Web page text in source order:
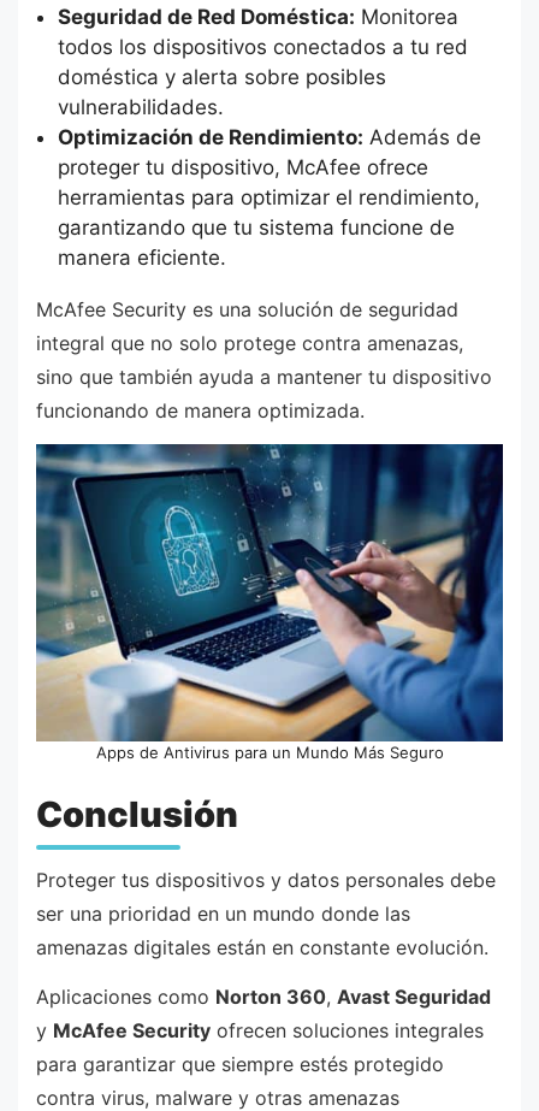
Seguridad de Red Doméstica: Monitorea
todos los dispositivos conectados a tu red
doméstica y alerta sobre posibles
vulnerabilidades.
Optimización de Rendimiento: Además de
proteger tu dispositivo, McAfee ofrece
herramientas para optimizar el rendimiento,
garantizando que tu sistema funcione de
manera eficiente.
McAfee Security es una solución de seguridad
integral que no solo protege contra amenazas,
sino que también ayuda a mantener tu dispositivo
funcionando de manera optimizada.
Apps de Antivirus para un Mundo Más Seguro
Conclusión
Proteger tus dispositivos y datos personales debe
ser una prioridad en un mundo donde las
amenazas digitales están en constante evolución.
Aplicaciones como Norton 360, Avast Seguridad
y McAfee Security ofrecen soluciones integrales
para garantizar que siempre estés protegido
contra virus, malware y otras amenazas